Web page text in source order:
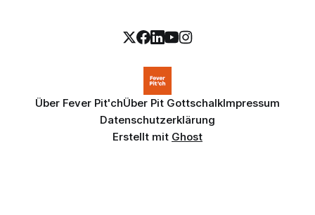
Über Fever Pit'chÜber Pit GottschalkImpressum
Datenschutzerklärung
Erstellt mit Ghost